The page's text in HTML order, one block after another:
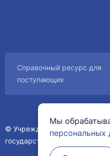
Справочный ресурс для
поступающих
© Учреждение образования
государственный
Мы